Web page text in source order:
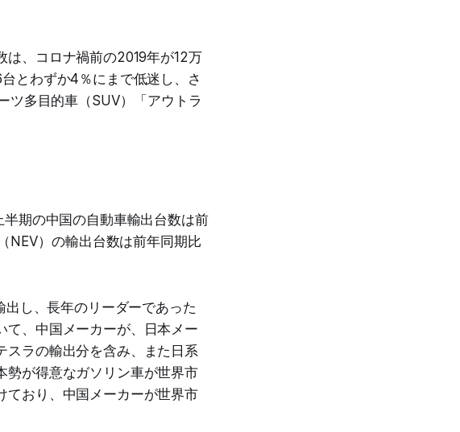
は、コロナ禍前の2019年が12万
とわずか4％にまで低迷し、さ
ツ多目的車（SUV）「アウトラ
半期の中国の自動車輸出台数は前
NEV）の輸出台数は前年同期比
し、長年のリーダーであった
て、中国メーカーが、日本メー
スラの輸出分を含み、また日系
勢が得意なガソリン車が世界市
ており、中国メーカーが世界市